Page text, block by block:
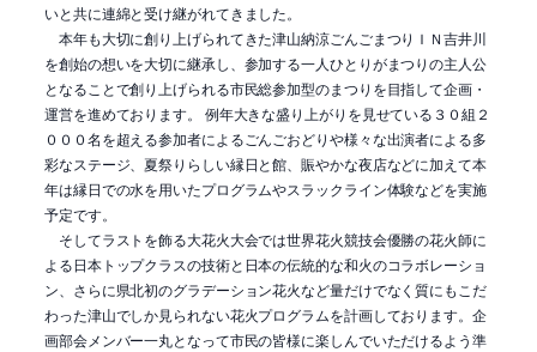
いと共に連綿と受け継がれてきました。
本年も大切に創り上げられてきた津山納涼ごんごまつりＩＮ吉井川
を創始の想いを大切に継承し、参加する一人ひとりがまつりの主人公
となることで創り上げられる市民総参加型のまつりを目指して企画・
運営を進めております。 例年大きな盛り上がりを見せている３０組２
０００名を超える参加者によるごんごおどりや様々な出演者による多
彩なステージ、夏祭りらしい縁日と館、賑やかな夜店などに加えて本
年は縁日での水を用いたプログラムやスラックライン体験などを実施
予定です。
そしてラストを飾る大花火大会では世界花火競技会優勝の花火師に
よる日本トップクラスの技術と日本の伝統的な和火のコラボレーショ
ン、さらに県北初のグラデーション花火など量だけでなく質にもこだ
わった津山でしか見られない花火プログラムを計画しております。企
画部会メンバー一丸となって市民の皆様に楽しんでいただけるよう準